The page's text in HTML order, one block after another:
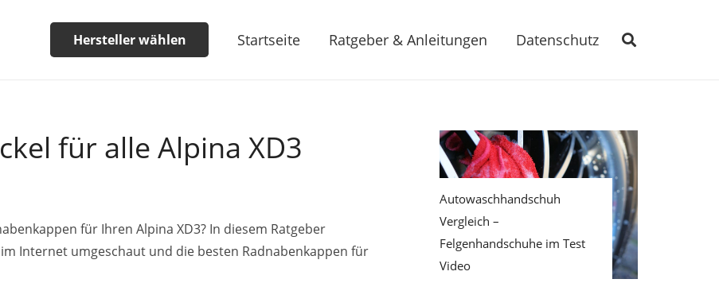
Hersteller wählen Startseite Ratgeber & Anleitungen Datenschutz
für alle Alpina XD3
für Ihren Alpina XD3? In diesem Ratgeber
Internet umgeschaut und die besten Radnabenkappen für
Autowaschhandschuh
Vergleich –
Felgenhandschuhe im Test
Video